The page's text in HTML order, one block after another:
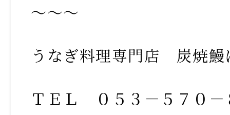
～～～
うなぎ料理専門店 炭焼鰻
ＴＥＬ ０５３－５７０－